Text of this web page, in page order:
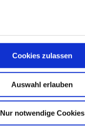
Cookies zulassen
Auswahl erlauben
Nur notwendige Cookies